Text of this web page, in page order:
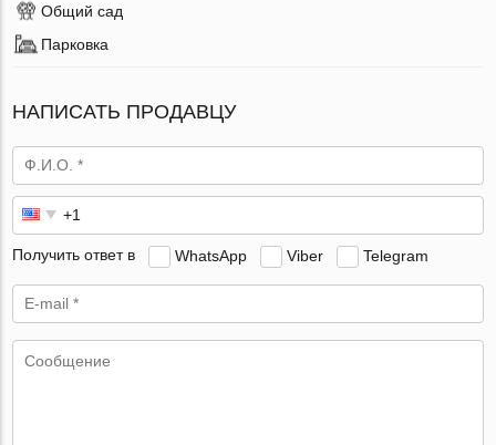
Общий сад
Парковка
НАПИСАТЬ ПРОДАВЦУ
Получить ответ в WhatsApp Viber Telegram